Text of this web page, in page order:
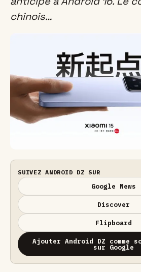
chinois…
SUIVEZ ANDROID DZ SUR
Google News
Discover
Flipboard
Ajouter Android DZ comme
sur Google